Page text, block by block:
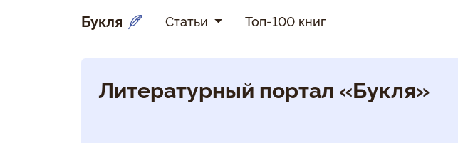
Букля Статьи Топ-100 книг
Литературный портал «Букля»